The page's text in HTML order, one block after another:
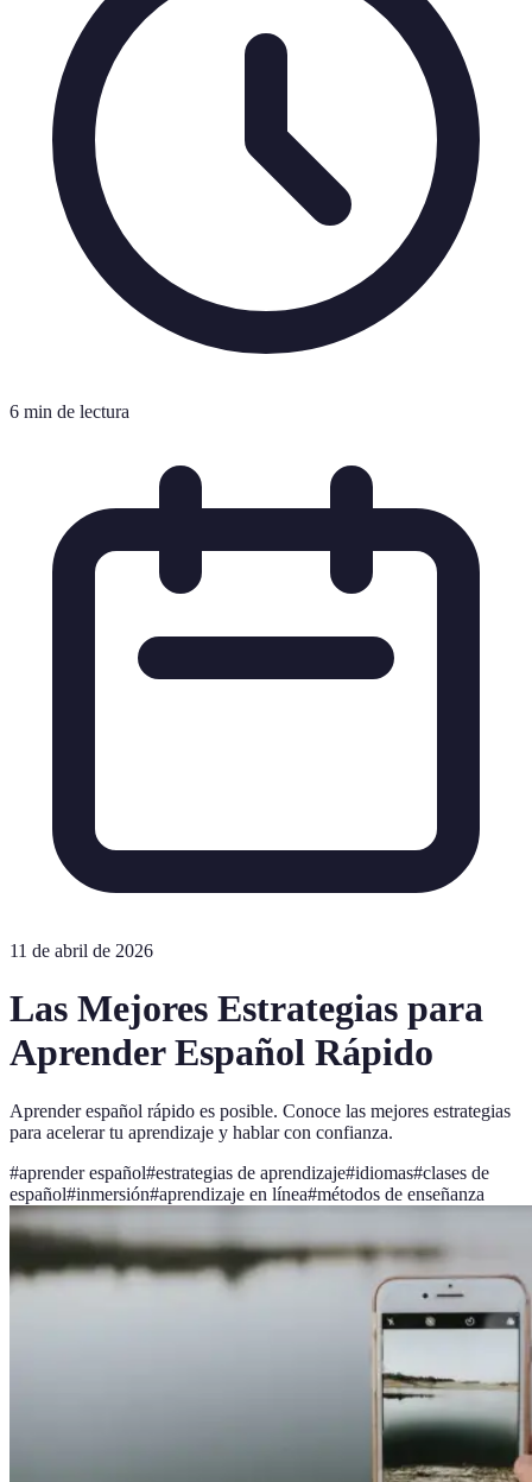
6 min de lectura
11 de abril de 2026
Las Mejores Estrategias para
Aprender Español Rápido
Aprender español rápido es posible. Conoce las mejores estrategias
para acelerar tu aprendizaje y hablar con confianza.
#aprender español#estrategias de aprendizaje#idiomas#clases de
español#inmersión#aprendizaje en línea#métodos de enseñanza